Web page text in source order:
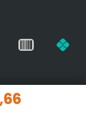
,66